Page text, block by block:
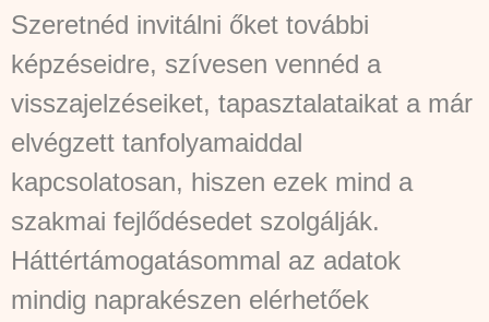
Szeretnéd invitálni őket további
képzéseidre, szívesen vennéd a
visszajelzéseiket, tapasztalataikat a már
elvégzett tanfolyamaiddal
kapcsolatosan, hiszen ezek mind a
szakmai fejlődésedet szolgálják.
Háttértámogatásommal az adatok
mindig naprakészen elérhetőek